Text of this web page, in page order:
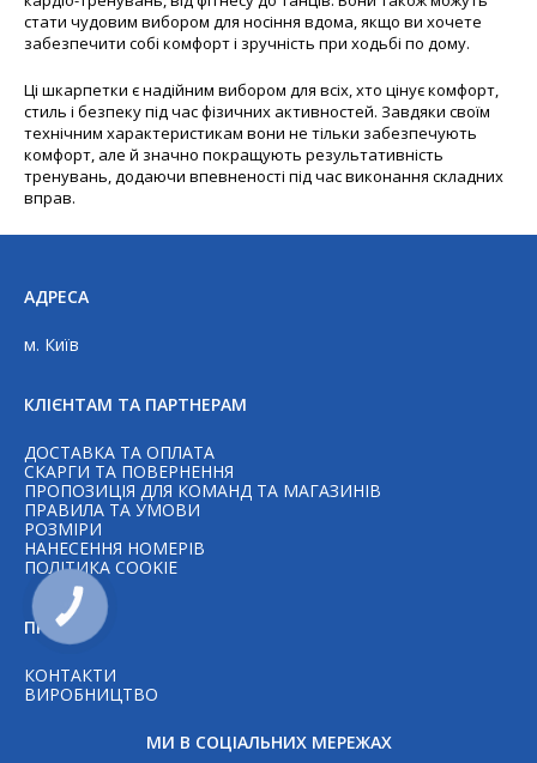
стати чудовим вибором для носіння вдома, якщо ви хочете
забезпечити собі комфорт і зручність при ходьбі по дому.
Ці шкарпетки є надійним вибором для всіх, хто цінує комфорт,
стиль і безпеку під час фізичних активностей. Завдяки своїм
технічним характеристикам вони не тільки забезпечують
комфорт, але й значно покращують результативність
тренувань, додаючи впевненості під час виконання складних
вправ.
АДРЕСА
м. Київ
КЛІЄНТАМ ТА ПАРТНЕРАМ
ДОСТАВКА ТА ОПЛАТА
СКАРГИ ТА ПОВЕРНЕННЯ
ПРОПОЗИЦІЯ ДЛЯ КОМАНД ТА МАГАЗИНІВ
ПРАВИЛА ТА УМОВИ
РОЗМІРИ
НАНЕСЕННЯ НОМЕРІВ
ПОЛІТИКА COOKIE
ПРО НАС
КОНТАКТИ
ВИРОБНИЦТВО
МИ В СОЦІАЛЬНИХ МЕРЕЖАХ
КНОПКА
ЗВ'ЯЗКУ